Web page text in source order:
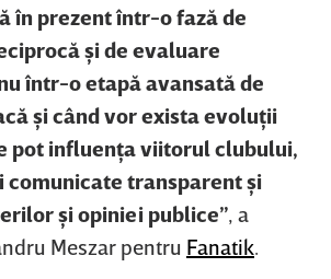
în prezent într-o fază de
şi de evaluare
într-o etapă avansată de
şi când vor exista evoluţii
pot influenţa viitorul clubului,
comunicate transparent şi
şi opiniei publice”, a
Meszar pentru Fanatik.